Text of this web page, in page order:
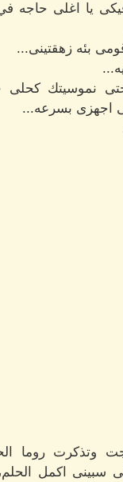
يا اغلى حاجه
بئه زهقتينى...
نموسيتك كحلى
اجهزى بسرعه...
وتذكرت روما
سبينى اكمل